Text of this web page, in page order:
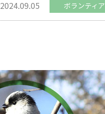
2024.09.05 ボランティア